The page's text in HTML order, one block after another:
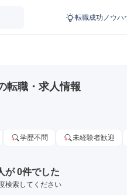
転職成功ノウハ
転職・求人情報
学歴不問 未経験者歓迎
が 0件でした
検索してください